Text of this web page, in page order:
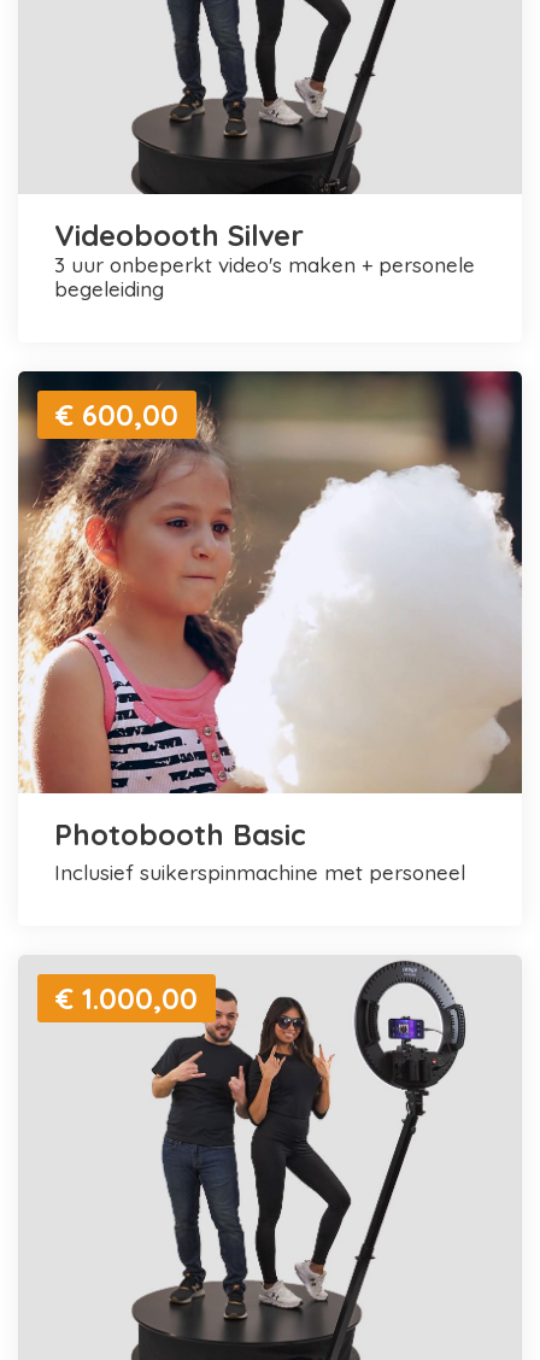
Videobooth Silver
3 uur onbeperkt video's maken + personele
begeleiding
€ 600,00
Photobooth Basic
inclusief suikerspinmachine met personeel
€ 1.000,00